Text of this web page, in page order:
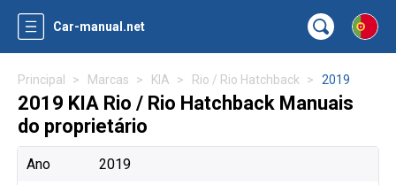
Car-manual.net
Principal Marcas KIA Rio / Rio Hatchback 2019
2019 KIA Rio / Rio Hatchback Manuais
do proprietário
Ano 2019